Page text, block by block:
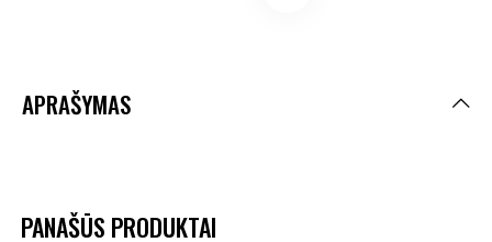
APRAŠYMAS
PANAŠŪS PRODUKTAI